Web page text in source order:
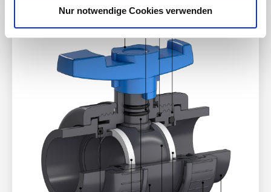
Nur notwendige Cookies verwenden